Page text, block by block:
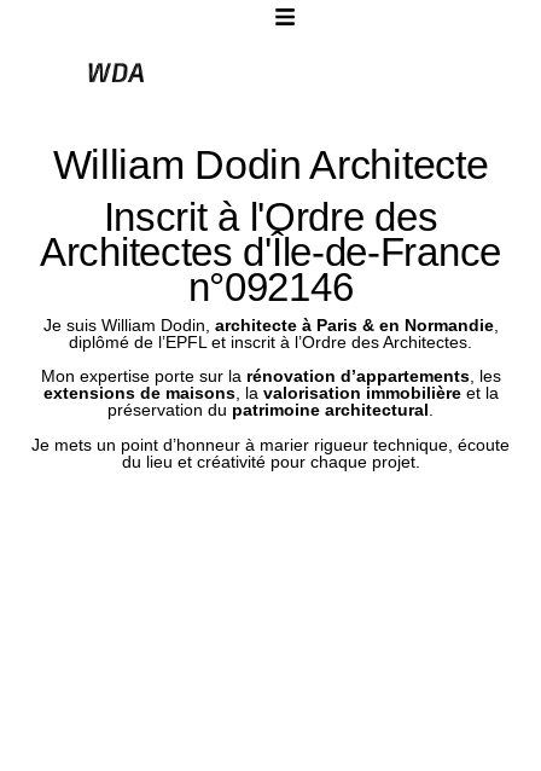
William Dodin Architecte
Inscrit à l'Ordre des
Architectes d'Île-de-France
n°092146
Je suis William Dodin, architecte à Paris & en Normandie,
diplômé de l’EPFL et inscrit à l’Ordre des Architectes.
Mon expertise porte sur la rénovation d’appartements, les
extensions de maisons, la valorisation immobilièreet la
préservation du patrimoine architectural.
Je mets un point d’honneur à marier rigueur technique, écoute
du lieu et créativité pour chaque projet.